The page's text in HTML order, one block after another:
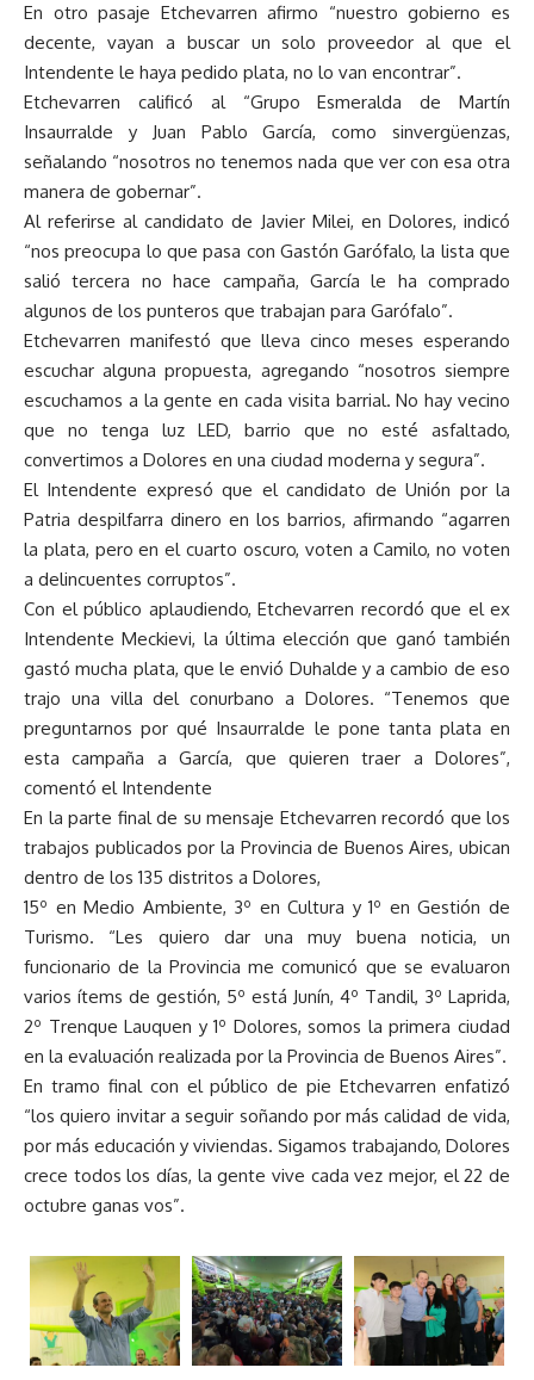
En otro pasaje Etchevarren afirmo “nuestro gobierno es
decente, vayan a buscar un solo proveedor al que el
Intendente le haya pedido plata, no lo van encontrar”.
Etchevarren calificó al “Grupo Esmeralda de Martín
Insaurralde y Juan Pablo García, como sinvergüenzas,
señalando “nosotros no tenemos nada que ver con esa otra
manera de gobernar”.
Al referirse al candidato de Javier Milei, en Dolores, indicó
“nos preocupa lo que pasa con Gastón Garófalo, la lista que
salió tercera no hace campaña, García le ha comprado
algunos de los punteros que trabajan para Garófalo”.
Etchevarren manifestó que lleva cinco meses esperando
escuchar alguna propuesta, agregando “nosotros siempre
escuchamos a la gente en cada visita barrial. No hay vecino
que no tenga luz LED, barrio que no esté asfaltado,
convertimos a Dolores en una ciudad moderna y segura”.
El Intendente expresó que el candidato de Unión por la
Patria despilfarra dinero en los barrios, afirmando “agarren
la plata, pero en el cuarto oscuro, voten a Camilo, no voten
a delincuentes corruptos”.
Con el público aplaudiendo, Etchevarren recordó que el ex
Intendente Meckievi, la última elección que ganó también
gastó mucha plata, que le envió Duhalde y a cambio de eso
trajo una villa del conurbano a Dolores. “Tenemos que
preguntarnos por qué Insaurralde le pone tanta plata en
esta campaña a García, que quieren traer a Dolores”,
comentó el Intendente
En la parte final de su mensaje Etchevarren recordó que los
trabajos publicados por la Provincia de Buenos Aires, ubican
dentro de los 135 distritos a Dolores,
15º en Medio Ambiente, 3º en Cultura y 1º en Gestión de
Turismo. “Les quiero dar una muy buena noticia, un
funcionario de la Provincia me comunicó que se evaluaron
varios ítems de gestión, 5º está Junín, 4º Tandil, 3º Laprida,
2º Trenque Lauquen y 1º Dolores, somos la primera ciudad
en la evaluación realizada por la Provincia de Buenos Aires”.
En tramo final con el público de pie Etchevarren enfatizó
“los quiero invitar a seguir soñando por más calidad de vida,
por más educación y viviendas. Sigamos trabajando, Dolores
crece todos los días, la gente vive cada vez mejor, el 22 de
octubre ganas vos”.